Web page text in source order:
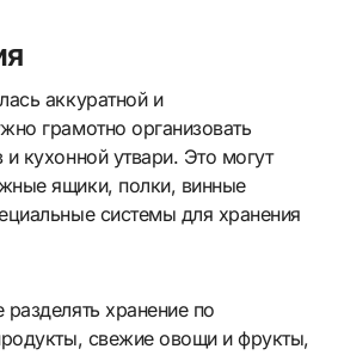
аккуратной и
грамотно организовать
и кухонной утвари. Это могут
ящики, полки, винные
системы для хранения
хранение по
свежие овощи и фрукты,